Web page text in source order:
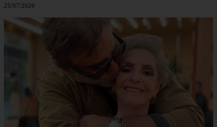
25/07/2026